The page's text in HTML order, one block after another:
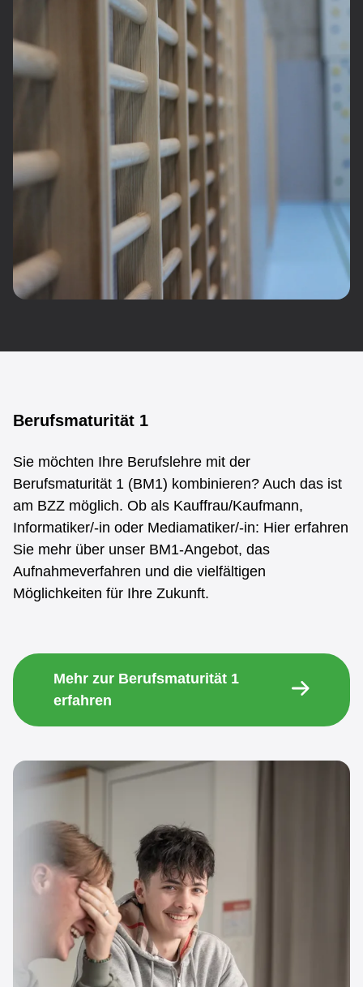
Be­rufs­ma­tu­ri­tät 1
Sie möchten Ihre Berufslehre mit der
Berufsmaturität 1 (BM1) kombinieren? Auch das ist
am BZZ möglich. Ob als Kauffrau/Kaufmann,
Informatiker/-in oder Mediamatiker/-in: Hier erfahren
Sie mehr über unser BM1-Angebot, das
Aufnahmeverfahren und die vielfältigen
Möglichkeiten für Ihre Zukunft.
Mehr zur Berufsmaturität 1
erfahren